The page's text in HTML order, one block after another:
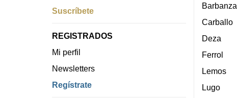
Suscríbete
REGISTRADOS
Mi perfil
Newsletters
Regístrate
Barbanza
Carballo
Deza
Ferrol
Lemos
Lugo